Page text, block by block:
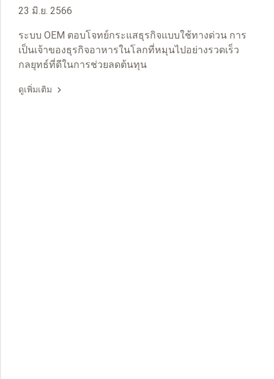
23 มิ.ย. 2566
ระบบ OEM ตอบโจทย์กระแสธุรกิจแบบใช้ทางด่วน การ
เป็นเจ้าของธุรกิจอาหารในโลกที่หมุนไปอย่างรวดเร็ว
กลยุทธ์ที่ดีในการช่วยลดต้นทุน
ดูเพิ่มเติม